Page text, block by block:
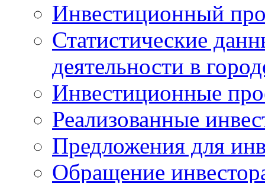
Инвестиционный
Статистические
деятельности в
Инвестиционные
Реализованные
Предложения для
Обращение